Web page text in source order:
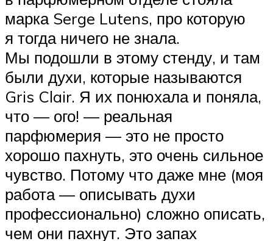
марка Serge Lutens, про которую
я тогда ничего не знала.
Мы подошли в этому стенду, и там
были духи, которые называются
Gris Clair. Я их понюхала и поняла,
что — ого! — реальная
парфюмерия — это не просто
хорошо пахнуть, это очень сильное
чувство. Потому что даже мне (моя
работа — описывать духи
профессионально) сложно описать,
чем они пахнут. Это запах